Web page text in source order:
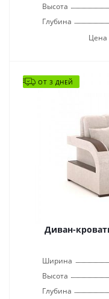
Высота
Глубина
Цена
ОТ 3 ДНЕЙ
Диван-
Ширина
Высота
Глубина